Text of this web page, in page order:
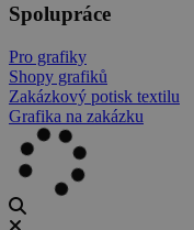
Spolupráce
Pro grafiky
Shopy grafiků
Zakázkový potisk textilu
Grafika na zakázku